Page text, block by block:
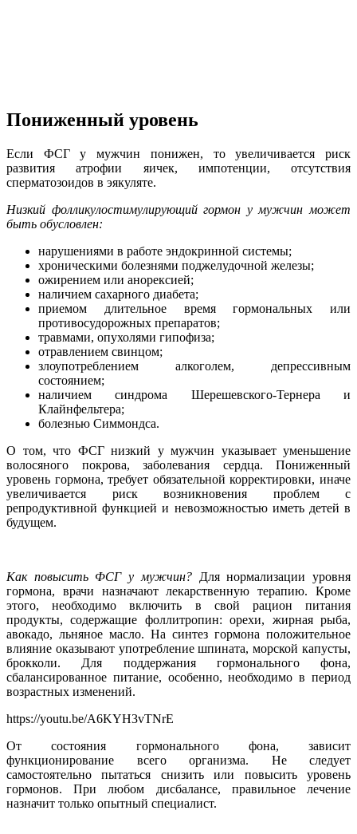
Пониженный уровень
Если ФСГ у мужчин понижен, то увеличивается риск
развития атрофии яичек, импотенции, отсутствия
сперматозоидов в эякуляте.
Низкий фолликулостимулирующий гормон у мужчин может
быть обусловлен:
нарушениями в работе эндокринной системы;
хроническими болезнями поджелудочной железы;
ожирением или анорексией;
наличием сахарного диабета;
приемом длительное время гормональных или
противосудорожных препаратов;
травмами, опухолями гипофиза;
отравлением свинцом;
злоупотреблением алкоголем, депрессивным
состоянием;
наличием синдрома Шерешевского-Тернера и
Клайнфельтера;
болезнью Симмондса.
О том, что ФСГ низкий у мужчин указывает уменьшение
волосяного покрова, заболевания сердца. Пониженный
уровень гормона, требует обязательной корректировки, иначе
увеличивается риск возникновения проблем с
репродуктивной функцией и невозможностью иметь детей в
будущем.
Как повысить ФСГ у мужчин?Для нормализации уровня
гормона, врачи назначают лекарственную терапию. Кроме
этого, необходимо включить в свой рацион питания
продукты, содержащие фоллитропин: орехи, жирная рыба,
авокадо, льняное масло. На синтез гормона положительное
влияние оказывают употребление шпината, морской капусты,
брокколи. Для поддержания гормонального фона,
сбалансированное питание, особенно, необходимо в период
возрастных изменений.
https://youtu.be/A6KYH3vTNrE
От состояния гормонального фона, зависит
функционирование всего организма. Не следует
самостоятельно пытаться снизить или повысить уровень
гормонов. При любом дисбалансе, правильное лечение
назначит только опытный специалист.